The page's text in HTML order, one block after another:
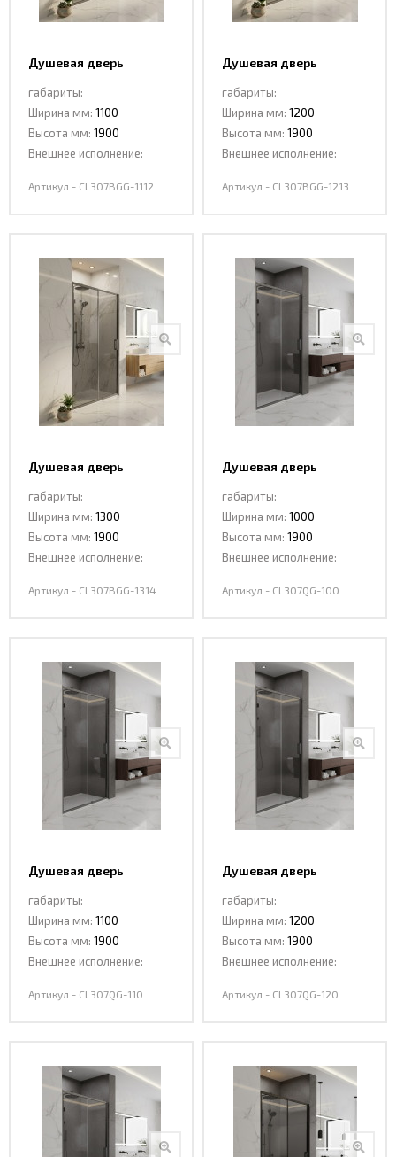
Душевая дверь
1112 DARK GREY
габариты:
Ширина мм: 1100
Высота мм: 1900
Внешнее исполнение:
Артикул - CL307BGG-1112
Душевая дверь
1213 DARK GREY
габариты:
Ширина мм: 1200
Высота мм: 1900
Внешнее исполнение:
Артикул - CL307BGG-1213
Душевая дверь
1314 DARK GREY
габариты:
Ширина мм: 1300
Высота мм: 1900
Внешнее исполнение:
Артикул - CL307BGG-1314
Душевая дверь
100 GREY
габариты:
Ширина мм: 1000
Высота мм: 1900
Внешнее исполнение:
Артикул - CL307QG-100
Душевая дверь
110 GREY
габариты:
Ширина мм: 1100
Высота мм: 1900
Внешнее исполнение:
Артикул - CL307QG-110
Душевая дверь
120 GREY
габариты:
Ширина мм: 1200
Высота мм: 1900
Внешнее исполнение:
Артикул - CL307QG-120